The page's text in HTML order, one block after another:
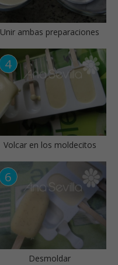
Unir ambas preparaciones
Volcar en los moldecitos
Desmoldar